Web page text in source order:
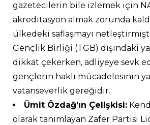
gazetecilerin bile izlemek için
akreditasyon almak zorunda
ülkedeki saflaşmayı
Gençlik Birliği (TGB) dışındaki
dikkat çekerken, adliyeye sevk
gençlerin haklı mücadelesinin
vatanseverlik gereğidir.
Ümit Özdağ’ın Çelişkisi:
olarak tanımlayan Zafer Partisi